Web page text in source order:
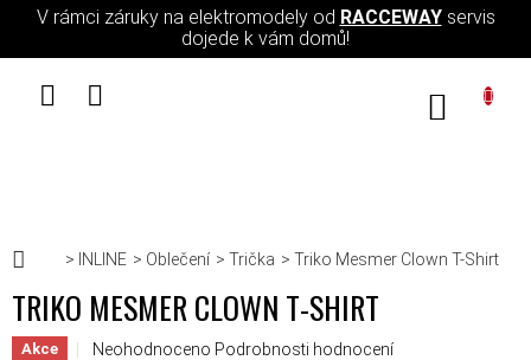
Přejít na obsah
V rámci záruky na elektromodely od RACCEWAYservis
dojede k vám domů!
DomůINLINE Oblečení Trička Triko Mesmer Clown T-Shirt
TRIKO MESMER CLOWN T-SHIRT
Akce Průměrné hodnocení produktu je 0,0 z 5 hvězdiček.
Neohodnoceno Podrobnosti hodnocení